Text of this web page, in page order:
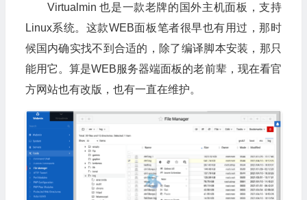
Virtualmin 也是一款老牌的国外主机面板，支持
Linux系统。这款WEB面板笔者很早也有用过，那时
候国内确实找不到合适的，除了编译脚本安装，那只
能用它。算是WEB服务器端面板的老前辈，现在看官
方网站也有改版，也有一直在维护。